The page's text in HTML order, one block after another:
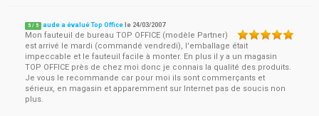
5 / 5 aude a évalué Top Office le 24/03/2007
Mon fauteuil de bureau TOP OFFICE (modèle Partner)
est arrivé le mardi (commandé vendredi), l'emballage était
impeccable et le fauteuil facile à monter. En plus il y a un magasin
TOP OFFICE près de chez moi donc je connais la qualité des produits.
Je vous le recommande car pour moi ils sont commerçants et
sérieux, en magasin et apparemment sur Internet pas de soucis non
plus.